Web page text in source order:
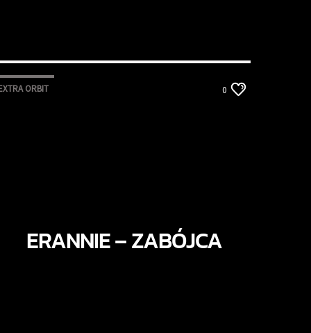
ORBIT 0
ERANNIE – ZABÓJCA